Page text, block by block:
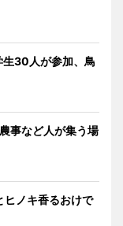
30人が参加、鳥
事など人が集う場
ノキ香るおけで